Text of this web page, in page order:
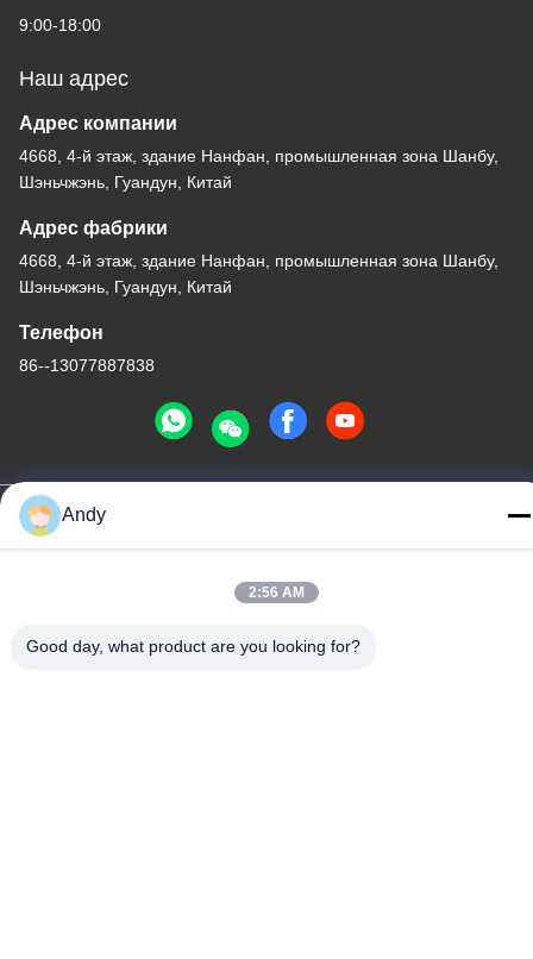
9:00-18:00
Наш адрес
Адрес компании
4668, 4-й этаж, здание Нанфан, промышленная зона Шанбу,
Шэньчжэнь, Гуандун, Китай
Адрес фабрики
4668, 4-й этаж, здание Нанфан, промышленная зона Шанбу,
Шэньчжэнь, Гуандун, Китай
Телефон
86--13077887838
Политика уединения| Карта сайта
Качество Китая хорошее Беспроводное зарядное устройство
Поставщик. © авторского права -2026 Shenzhen Times
Andy
2:56 AM
Good day, what product are you looking for?